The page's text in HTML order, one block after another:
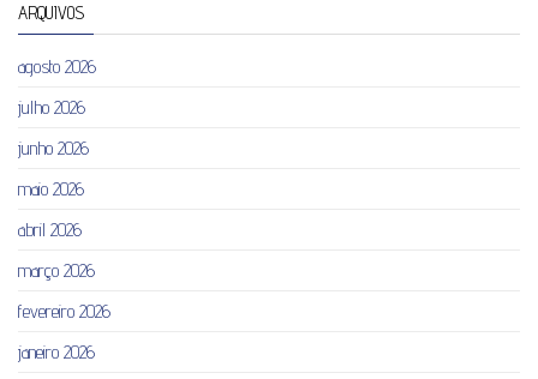
ARQUIVOS
agosto 2026
julho 2026
junho 2026
maio 2026
abril 2026
março 2026
fevereiro 2026
janeiro 2026